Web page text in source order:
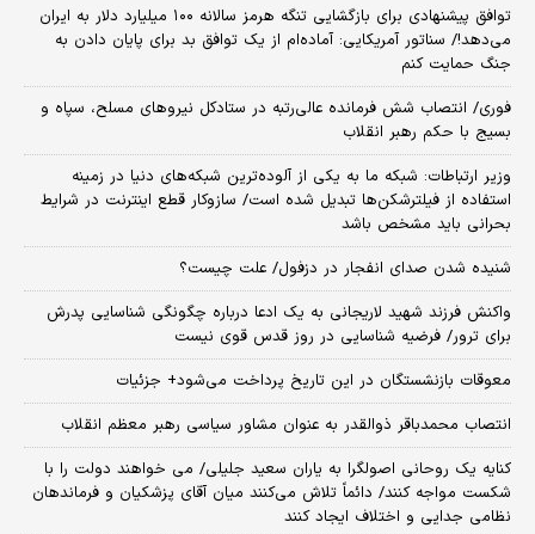
توافق پیشنهادی برای بازگشایی تنگه هرمز سالانه ۱۰۰ میلیارد دلار به ایران
می‌دهد!/ سناتور آمریکایی: آماده‌ام از یک توافق بد برای پایان دادن به
جنگ حمایت کنم
فوری/ انتصاب شش فرمانده عالی‌رتبه در ستادکل نیروهای مسلح، سپاه و
بسیج با حکم رهبر انقلاب
وزیر ارتباطات: شبکه ما به یکی از آلوده‌ترین شبکه‌های دنیا در زمینه
استفاده از فیلترشکن‌ها تبدیل شده است/ سازوکار قطع اینترنت در شرایط
بحرانی باید مشخص باشد
شنیده شدن صدای انفجار در دزفول/ علت چیست؟
واکنش فرزند شهید لاریجانی به یک ادعا درباره چگونگی شناسایی پدرش
برای ترور/ فرضیه شناسایی در روز قدس قوی نیست
معوقات بازنشستگان در این تاریخ پرداخت می‌شود+ جزئیات
انتصاب محمدباقر ذوالقدر به عنوان مشاور سیاسی رهبر معظم انقلاب
کنایه یک روحانی اصولگرا به یاران سعید جلیلی/ می خواهند دولت را با
شکست مواجه کنند/ دائماً تلاش می‌کنند میان آقای پزشکیان و فرماندهان
نظامی جدایی و اختلاف ایجاد کنند